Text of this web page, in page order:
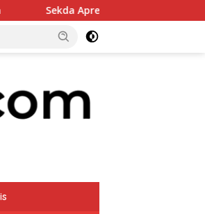
Inspektorat Provinsi Bengkulu